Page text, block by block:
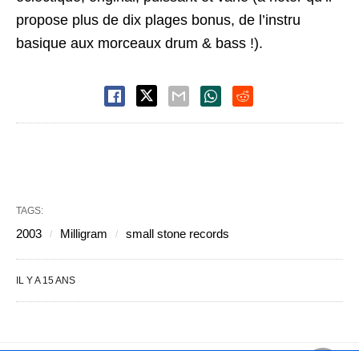
propose plus de dix plages bonus, de l’instru
basique aux morceaux drum & bass !).
TAGS:
2003 Milligram small stone records
IL Y A 15 ANS